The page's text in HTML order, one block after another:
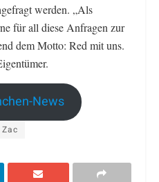
werden. „Als
für all diese Anfragen zur
dem Motto: Red mit uns.
News
Zac